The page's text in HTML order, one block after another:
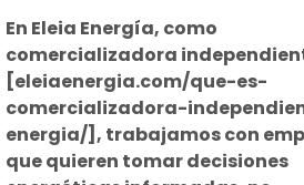
En Eleia Energía, como
comercializadora
[eleiaenergia.com/que-es-
comercializadora-
energia/], trabajamos con
que quieren tomar decisiones